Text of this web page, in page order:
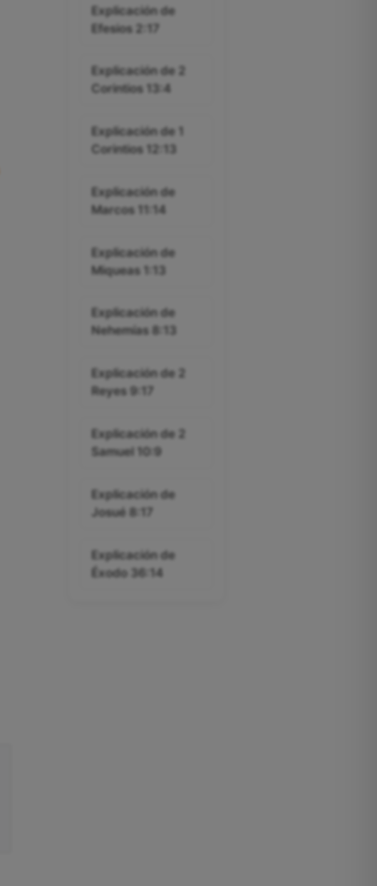
Explicación de
Efesios 2:17
Explicación de 2
Corintios 13:4
Explicación de 1
Corintios 12:13
Explicación de
Marcos 11:14
Explicación de
Miqueas 1:13
Explicación de
Nehemías 8:13
Explicación de 2
Reyes 9:17
Explicación de 2
Samuel 10:9
Explicación de
Josué 8:17
Explicación de
Éxodo 36:14